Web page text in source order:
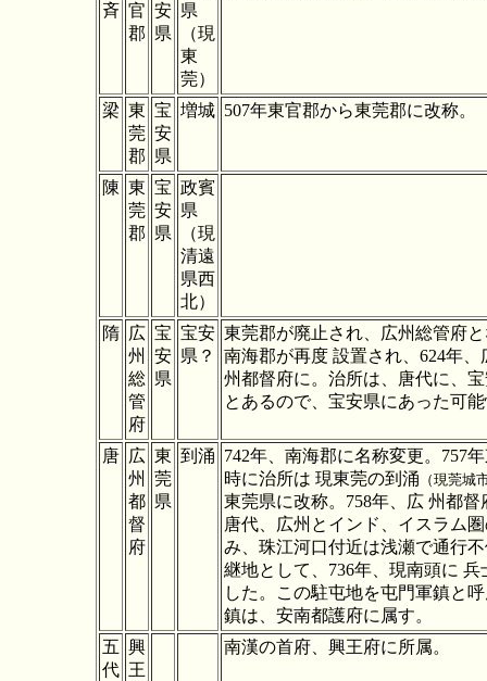
斉 官
郡
安
県
県
（現
東
莞）
梁 東
莞
郡
宝
安
県
増城 507年東官郡から東莞郡に改称。
陳 東
莞
郡
宝
安
県
政賓
県
（現
清遠
県西
北）
隋 広
州
総
管
府
宝
安
県
宝安
県？
東莞郡が廃止され、広州総管府
南海郡が再度 設置され、624年
州都督府に。 治所は、唐代に、
とあるので、宝安県にあった可
唐 広
州
都
督
府
東
莞
県
到涌 742年、南海郡に名称変更。757
時に治所は 現東莞の到涌 （現莞城
東莞県に改称。758年、
広 州都督
唐代、広州とインド、イスラム
み、珠江河口付近は浅瀬で通行
継地として、736年、現南頭に 兵
した。この駐屯地を屯門軍鎮と
鎮は、安南都護府に属す。
五
代
興
王
南漢の首府、興王府に所属。